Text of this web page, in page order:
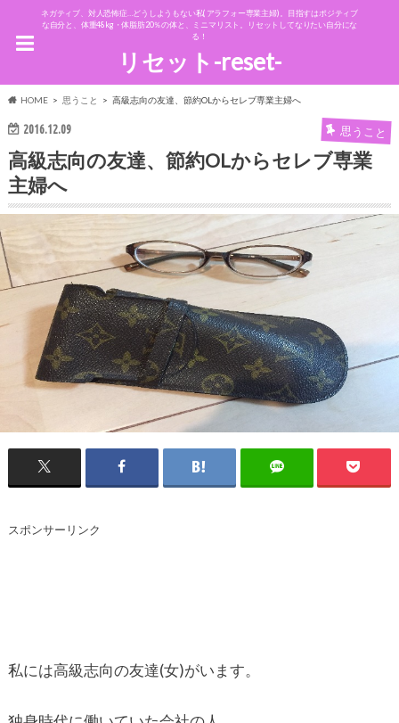
ネガティブ、対人恐怖症…どうしようもない私(アラフォー専業主婦)。目指すはポジティブ
な自分と、体重48kg・体脂肪20％の体と、ミニマリスト。リセットしてなりたい自分にな
る！
リセット-reset-
HOME 思うこと 高級志向の友達、節約OLからセレブ専業主婦へ
2016.12.09 思うこと
高級志向の友達、節約OLからセレブ専業
主婦へ
スポンサーリンク
私には高級志向の友達(女)がいます。